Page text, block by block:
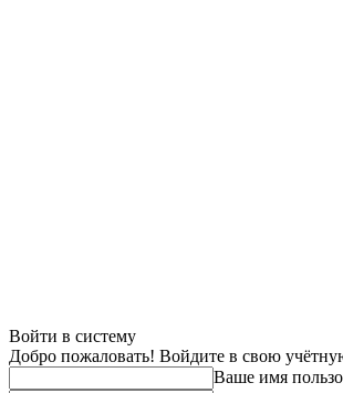
Войти в систему
Добро пожаловать! Войдите в свою
Ваше имя